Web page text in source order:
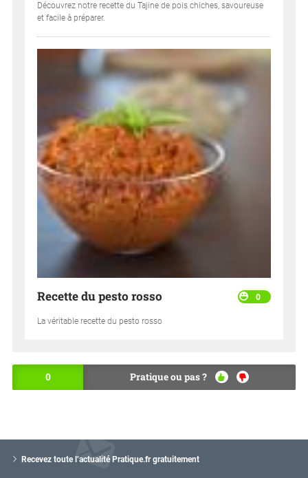
Découvrez notre recette du Tajine de pois chiches, savoureuse
et facile à préparer.
0
Recette du pesto rosso
La véritable recette du pesto rosso
0 Pratique ou pas ?
OU
NO
Recevez toute l’actualité Pratique.fr gratuitement
o